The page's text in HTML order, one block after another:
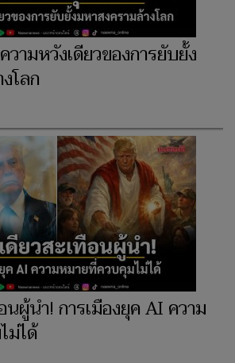
วามหวังเดียวของการยับยั้ง
โลก
นผู้นำ! การเมืองยุค AI ความ
ม่ได้